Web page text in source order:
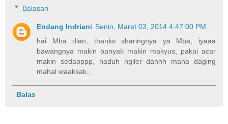
Balasan
Endang Indriani Senin, Maret 03, 2014 4:47:00 PM
hai Mba dian, thanks sharingnya ya Mba, iyaaa
bawangnya makin banyak makin makyus, pakai acar
makin sedapppp, haduh ngiler dahhh mana daging
mahal waakkak.,
Balas